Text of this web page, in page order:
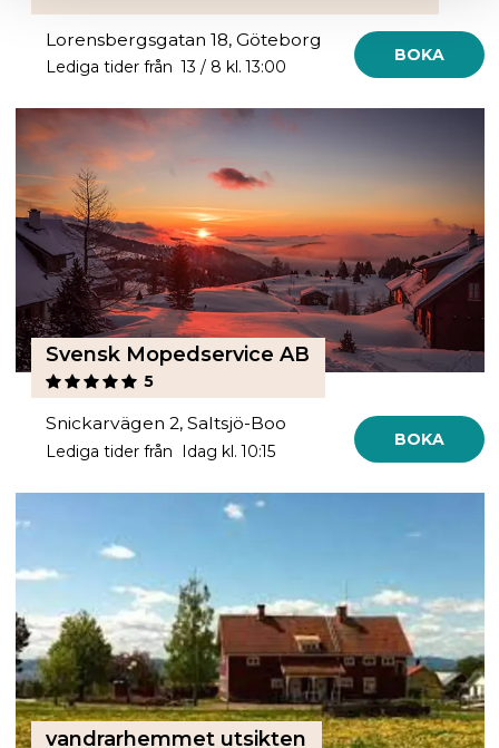
Lorensbergsgatan 18, Göteborg
Lediga tider från 13 / 8 kl. 13:00
BOKA
Svensk Mopedservice AB
5
Snickarvägen 2, Saltsjö-Boo
Lediga tider från Idag kl. 10:15
BOKA
vandrarhemmet utsikten